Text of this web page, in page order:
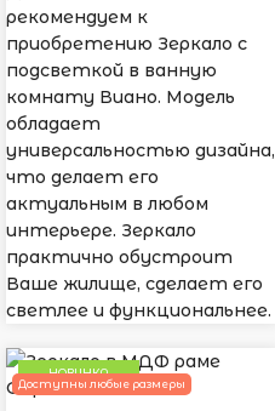
рекомендуем к
приобретению Зеркало с
подсветкой в ванную
комнату Виано. Модель
обладает
универсальностью дизайна,
что делает его
актуальным в любом
интерьере. Зеркало
практично обустроит
Ваше жилище, сделает его
светлее и функциональнее.
НОВИНКА
Доступны любые размеры